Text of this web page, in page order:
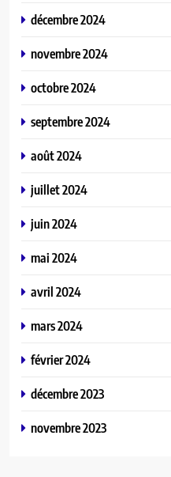
décembre 2024
novembre 2024
octobre 2024
septembre 2024
août 2024
juillet 2024
juin 2024
mai 2024
avril 2024
mars 2024
février 2024
décembre 2023
novembre 2023